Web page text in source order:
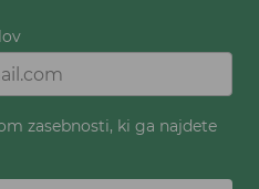
zasebnosti, ki ga najdete